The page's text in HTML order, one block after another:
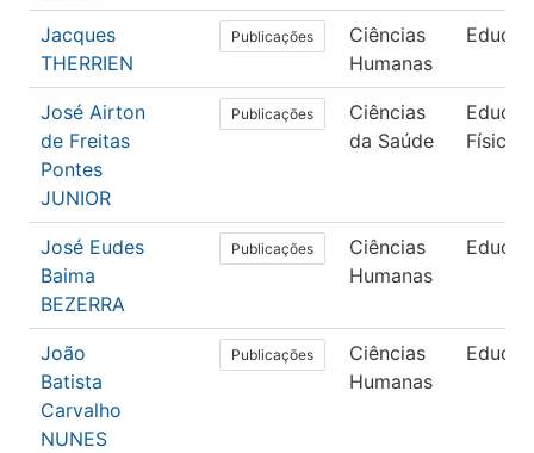
Jacques
THERRIEN
Publicações
Ciências
Humanas
José Airton
de Freitas
Pontes
JUNIOR
Publicações
Ciências
da Saúde
Física
José Eudes
Baima
BEZERRA
Publicações
Ciências
Humanas
João
Batista
Carvalho
NUNES
Publicações
Ciências
Humanas